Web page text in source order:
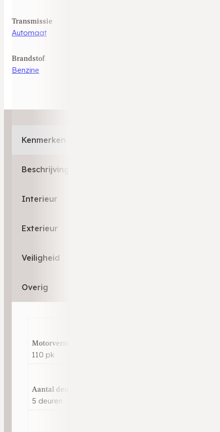
Transmissie
Automaat
Brandstof
Benzine
Kenmerken
Beschrijving
Interieur
Exterieur
Veiligheid
Overig
Motorvermogen
110 pk
Aantal deuren
5 deuren